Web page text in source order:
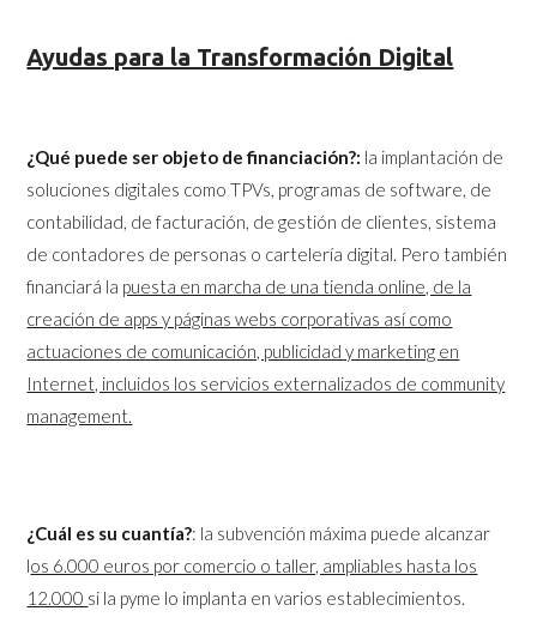
Ayudas para la Transformación Digital
¿Qué puede ser objeto de financiación?: la implantación de
soluciones digitales como TPVs, programas de software, de
contabilidad, de facturación, de gestión de clientes, sistema
de contadores de personas o cartelería digital. Pero también
financiará la puesta en marcha de una tienda online, de la
creación de apps y páginas webs corporativas así como
actuaciones de comunicación, publicidad y marketing en
Internet, incluidos los servicios externalizados de community
management.
¿Cuál es su cuantía?: la subvención máxima puede alcanzar
los 6.000 euros por comercio o taller, ampliables hasta los
12.000 si la pyme lo implanta en varios establecimientos.